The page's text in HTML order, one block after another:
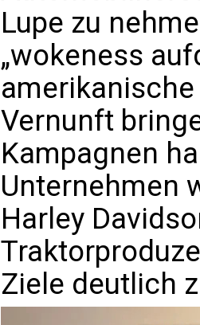
Lupe zu
„wokeness
Vernunft
Kampagnen
Unternehmen
Harley
Ziele deutlich